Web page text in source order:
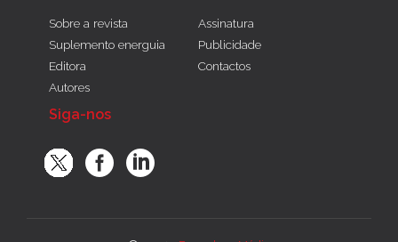
Sobre a revista
Suplemento energuia
Editora
Autores
Assinatura
Publicidade
Contactos
Siga-nos